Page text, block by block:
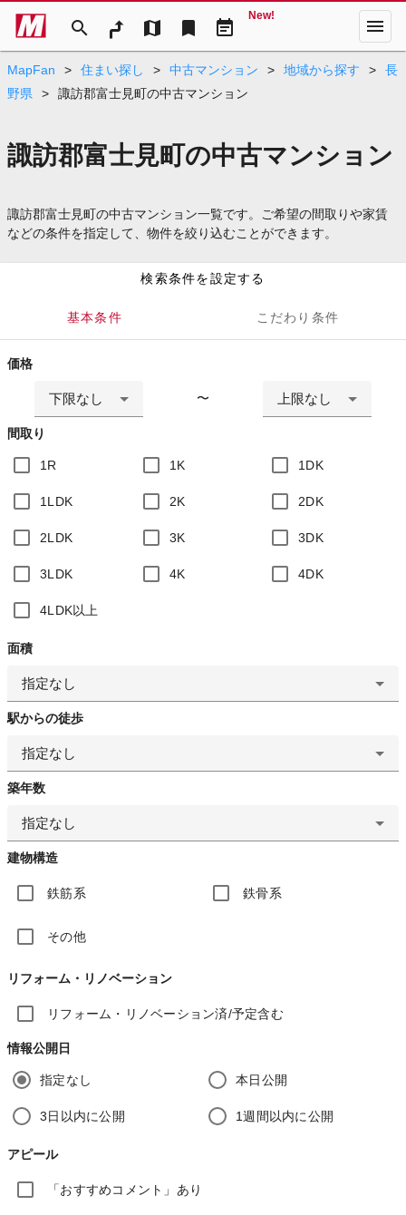
search map bookmark event_note
New! menu
MapFan > 住まい探し > 中古マンション > 地域から探す >
長
野県
> 諏訪郡富士見町の中古マンション
諏訪郡富士見町の中古マンション
諏訪郡富士見町の中古マンション一覧です。ご希望の間取りや家賃
などの条件を指定して、物件を絞り込むことができます。
検索条件を設定する
基本条件 こだわり条件
価格
下限なし 〜 上限なし
間取り
1R 1K 1DK
1LDK 2K 2DK
2LDK 3K 3DK
3LDK 4K 4DK
4LDK以上
面積
指定なし
駅からの徒歩
指定なし
築年数
指定なし
建物構造
鉄筋系 鉄骨系
その他
リフォーム・リノベーション
リフォーム・リノベーション済/予定含む
情報公開日
指定なし 本日公開
3日以内に公開 1週間以内に公開
アピール
「おすすめコメント」あり